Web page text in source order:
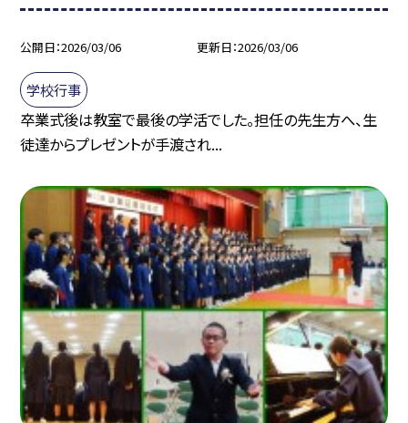
公開日 2026/03/06 更新日 2026/03/06
学校行事
卒業式後は教室で最後の学活でした。担任の先生方へ、生
徒達からプレゼントが手渡され...